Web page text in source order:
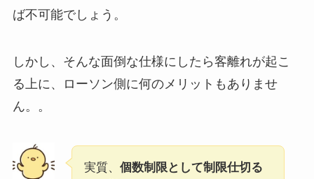
ば不可能でしょう。
しかし、そんな面倒な仕様にしたら客離れが起こ
る上に、ローソン側に何のメリットもありませ
ん。。
実質、 個数制限として制限仕切る